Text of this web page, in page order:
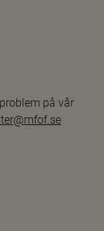
på vår